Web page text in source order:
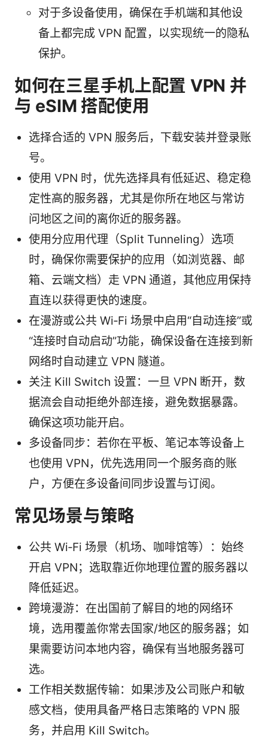
对于多设备使用，确保在手机端和其他设
备上都完成 VPN 配置，以实现统一的隐私
保护。
如何在三星手机上配置 VPN 并
与 eSIM 搭配使用
选择合适的 VPN 服务后，下载安装并登录账
号。
使用 VPN 时，优先选择具有低延迟、稳定稳
定性高的服务器，尤其是你所在地区与常访
问地区之间的离你近的服务器。
使用分应用代理（Split Tunneling）选项
时，确保你需要保护的应用（如浏览器、邮
箱、云端文档）走 VPN 通道，其他应用保持
直连以获得更快的速度。
在漫游或公共 Wi‑Fi 场景中启用“自动连接”或
“连接时自动启动”功能，确保设备在连接到新
网络时自动建立 VPN 隧道。
关注 Kill Switch 设置：一旦 VPN 断开，数
据流会自动拒绝外部连接，避免数据暴露。
确保这项功能开启。
多设备同步：若你在平板、笔记本等设备上
也使用 VPN，优先选用同一个服务商的账
户，方便在多设备间同步设置与订阅。
常见场景与策略
公共 Wi‑Fi 场景（机场、咖啡馆等）：始终
开启 VPN；选取靠近你地理位置的服务器以
降低延迟。
跨境漫游：在出国前了解目的地的网络环
境，选用覆盖你常去国家/地区的服务器；如
果需要访问本地内容，确保有当地服务器可
选。
工作相关数据传输：如果涉及公司账户和敏
感文档，使用具备严格日志策略的 VPN 服
务，并启用 Kill Switch。